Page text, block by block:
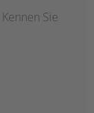
Kennen Sie